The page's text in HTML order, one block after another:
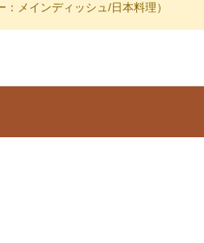
メインディッシュ/日本料理）